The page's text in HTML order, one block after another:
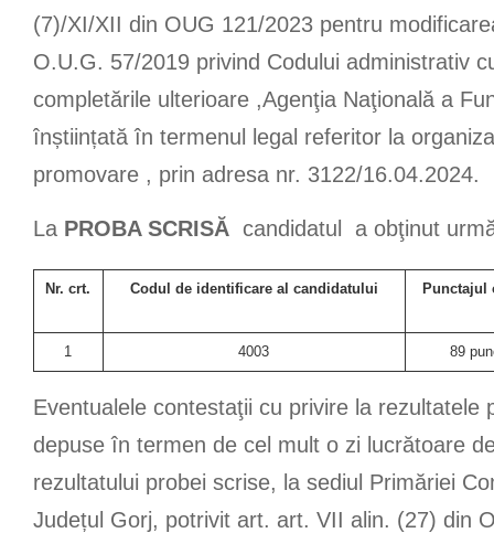
(7)/XI/XII din OUG 121/2023 pentru
O.U.G. 57/2019 privind Codului administrativ
completările ulterioare ,Agenţia Naţională a
înștiințată în termenul legal referitor la
promovare , prin adresa nr. 3122/16.04.2024.
La PROBA SCRISĂ candidatul a obţinut
Nr. crt. Codul de identificare al candidatului Punctajul
1 4003 89
Eventualele contestaţii cu privire la rezultatele
depuse în termen de cel mult o zi lucrătoare
rezultatului probei scrise, la sediul Primăriei
Județul Gorj, potrivit art. art. VII alin. (27) din